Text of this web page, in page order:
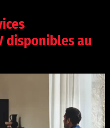
disponibles au